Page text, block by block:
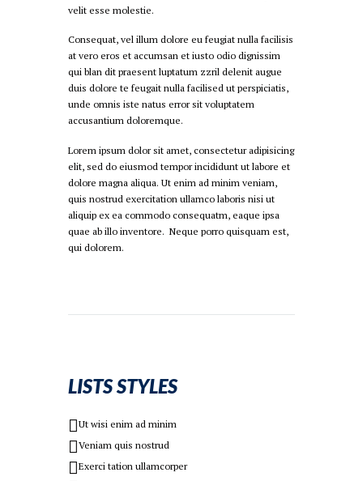
velit esse molestie.
Consequat, vel illum dolore eu feugiat nulla facilisis
at vero eros et accumsan et iusto odio dignissim
qui blan dit praesent luptatum zzril delenit augue
duis dolore te feugait nulla facilised ut perspiciatis,
unde omnis iste natus error sit voluptatem
accusantium doloremque.
Lorem ipsum dolor sit amet, consectetur adipisicing
elit, sed do eiusmod tempor incididunt ut labore et
dolore magna aliqua. Ut enim ad minim veniam,
quis nostrud exercitation ullamco laboris nisi ut
aliquip ex ea commodo consequatm, eaque ipsa
quae ab illo inventore. Neque porro quisquam est,
qui dolorem.
LISTS STYLES
Ut wisi enim ad minim
Veniam quis nostrud
Exerci tation ullamcorper